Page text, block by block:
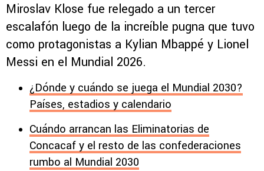
Miroslav Klose fue relegado a un tercer
escalafón luego de la increíble pugna que tuvo
como protagonistas a Kylian Mbappé y Lionel
Messi en el Mundial 2026.
¿Dónde y cuándo se juega el Mundial 2030?
Países, estadios y calendario
Cuándo arrancan las Eliminatorias de
Concacaf y el resto de las confederaciones
rumbo al Mundial 2030